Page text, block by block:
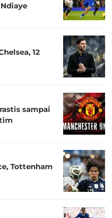
12
sampai
Tottenham